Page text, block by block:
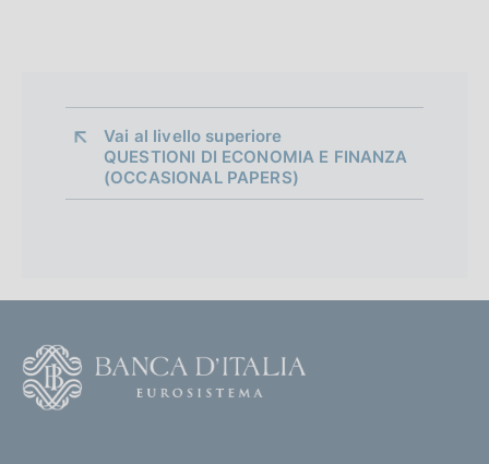
r
f
o
Vai al livello superiore
QUESTIONI DI ECONOMIA E FINANZA
(OCCASIONAL PAPERS)